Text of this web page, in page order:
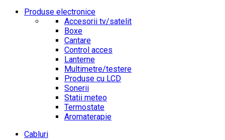
Produse electronice
Accesorii tv/satelit
Boxe
Cantare
Control acces
Lanterne
Multimetre/testere
Produse cu LCD
Sonerii
Statii meteo
Termostate
Aromaterapie
Cabluri